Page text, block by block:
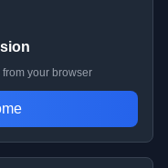
your browser